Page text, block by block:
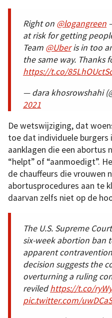
Right on @logangreen
at risk for getting
Team @Uberis in too
the same way. Thanks
https://t.co/
— dara khosrowshahi
2021
De wetswijziging, dat
toe dat individuele burgers
aanklagen die een abortus
“helpt” of “aanmoedigt”.
de chauffeurs die vrouwen
abortusprocedures aan te
daarvan zelfs niet op de
The U.S. Supreme
six-week abortion ban
apparent
decision suggests the
overturning a ruling
reviledhttps://t.co/
pic.twitter.com/